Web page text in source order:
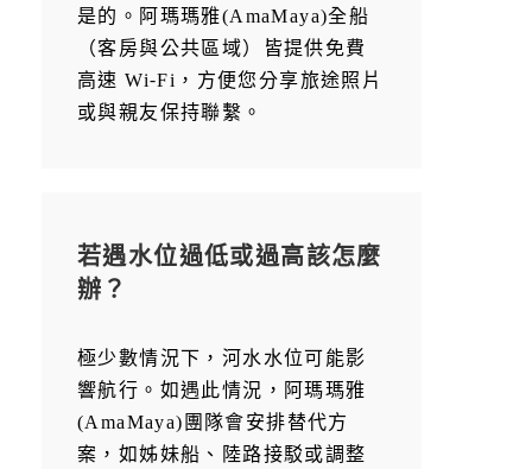
是的。阿瑪瑪雅(AmaMaya)全船
（客房與公共區域）皆提供免費
高速 Wi-Fi，方便您分享旅途照片
或與親友保持聯繫。
若遇水位過低或過高該怎麼
辦？
極少數情況下，河水水位可能影
響航行。如遇此情況，阿瑪瑪雅
(AmaMaya)團隊會安排替代方
案，如姊妹船、陸路接駁或調整